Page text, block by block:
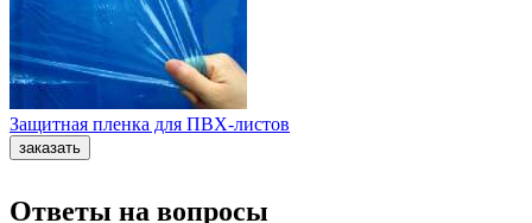
Защитная пленка для ПВХ-листов
Ответы на вопросы